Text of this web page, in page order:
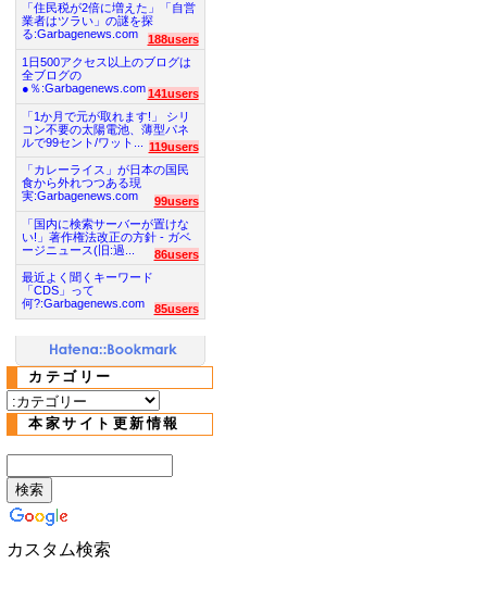
「住民税が2倍に増えた」「自営
業者はツラい」の謎を探
る:Garbagenews.com
188users
1日500アクセス以上のブログは
全ブログの
●％:Garbagenews.com 141users
「1か月で元が取れます!」 シリ
コン不要の太陽電池、薄型パネ
ルで99セント/ワット...
119users
「カレーライス」が日本の国民
食から外れつつある現
実:Garbagenews.com
99users
「国内に検索サーバーが置けな
い!」著作権法改正の方針 - ガベ
ージニュース(旧:過...
86users
最近よく聞くキーワード
「CDS」って
何?:Garbagenews.com
85users
カテゴリー
本家サイト更新情報
カスタム検索